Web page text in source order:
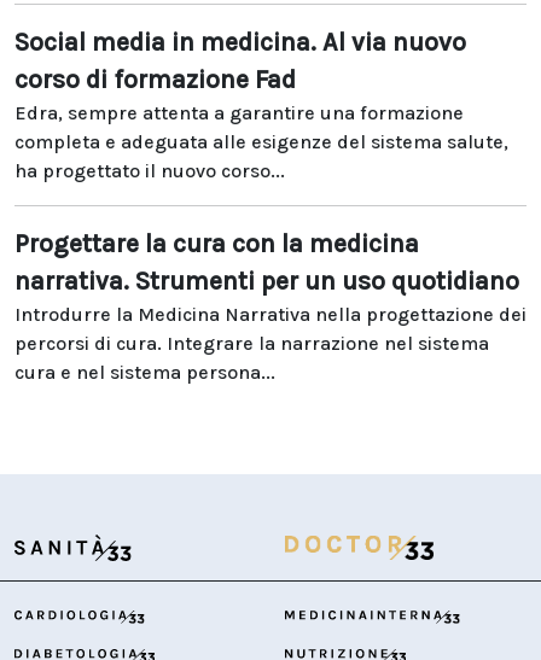
Social media in medicina. Al via nuovo
corso di formazione Fad
Edra, sempre attenta a garantire una formazione
completa e adeguata alle esigenze del sistema salute,
ha progettato il nuovo corso...
Progettare la cura con la medicina
narrativa. Strumenti per un uso quotidiano
Introdurre la Medicina Narrativa nella progettazione dei
percorsi di cura. Integrare la narrazione nel sistema
cura e nel sistema persona...